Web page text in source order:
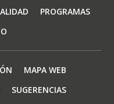
PROGRAMAS
MAPA WEB
SUGERENCIAS